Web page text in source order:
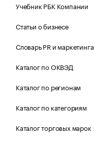
Учебник РБК Компании
Статьи о бизнесе
Словарь PR и маркетинга
Каталог по ОКВЭД
Каталог по регионам
Каталог по категориям
Каталог торговых марок